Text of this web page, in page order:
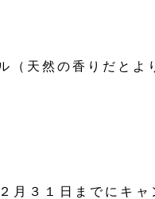
（天然の香りだとよ
月３１日までにキ